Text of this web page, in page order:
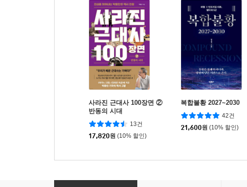
사라진 근대사 100장면 ②
반동의 시대
13건
17,820원 (10% 할인)
복합불황 2027~2030
42건
21,600원 (10% 할인)